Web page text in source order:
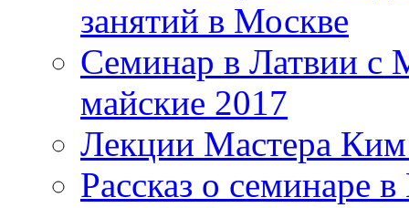
занятий в Москве
Семинар в Латвии
майские 2017
Лекции Мастера
Рассказ о семинаре